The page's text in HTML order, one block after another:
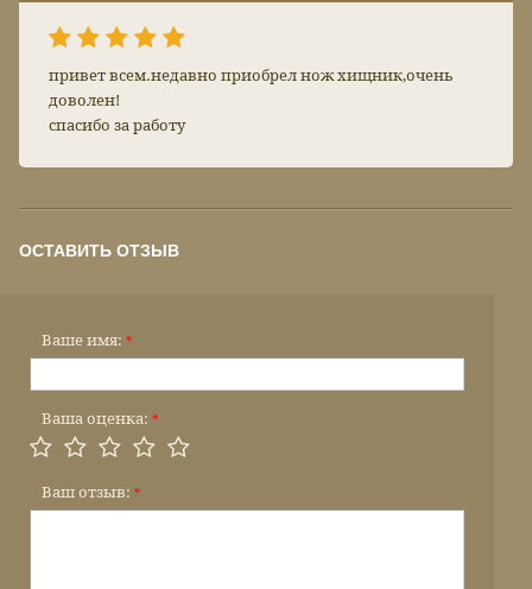
привет всем.недавно приобрел нож хищник,очень
доволен!
спасибо за работу
ОСТАВИТЬ ОТЗЫВ
Ваше имя: *
Ваша оценка: *
Ваш отзыв: *